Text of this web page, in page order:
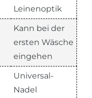
Leinenoptik
Kann bei der
ersten Wäsche
eingehen
Universal-
Nadel